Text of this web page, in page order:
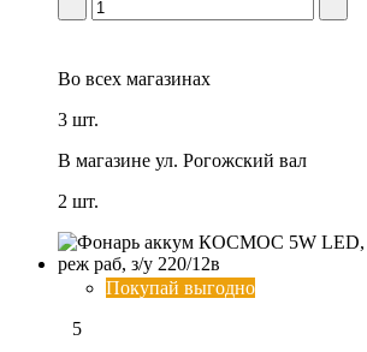
Во всех магазинах
3 шт.
В магазине ул. Рогожский вал
2 шт.
Покупай выгодно
5